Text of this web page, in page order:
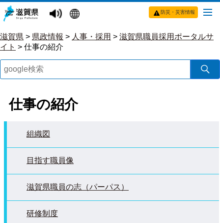
防災・災害情報
滋賀県 > 県政情報 > 人事・採用 > 滋賀県職員採用ポータルサ
イト > 仕事の紹介
仕事の紹介
組織図
目指す職員像
滋賀県職員の志（パーパス）
研修制度